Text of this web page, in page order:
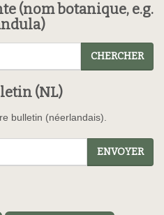
(nom botanique, e.g.
CHERCHER
(NL)
bulletin (néerlandais).
ENVOYER